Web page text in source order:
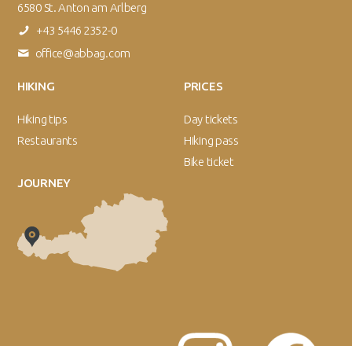
6580 St. Anton am Arlberg
+43 5446 2352-0
office@abbag.com
HIKING
Hiking tips
Restaurants
PRICES
Day tickets
Hiking pass
Bike ticket
JOURNEY